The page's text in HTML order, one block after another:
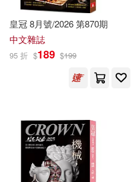
Rudyard(2848)
Adam(2843)
Gilbert(2827)
Arnold(2820)
Natl Book
中國農業出版社(2079)
江西教育出版社(2072)
皇冠 8月號/2026 第870期
中文雜誌
95 折 $189 $199